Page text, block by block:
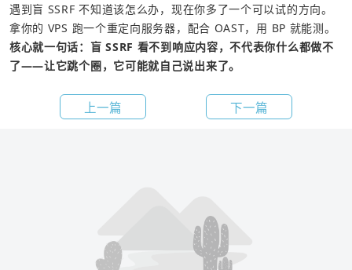
遇到盲 SSRF 不知道该怎么办，现在你多了一个可以试的方向。
拿你的 VPS 跑一个重定向服务器，配合 OAST，用 BP 就能测。
核心就一句话：盲 SSRF 看不到响应内容，不代表你什么都做不
了——让它跳个圈，它可能就自己说出来了。
上一篇 下一篇